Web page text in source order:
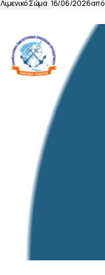
Λιμενικό Σώμα 16/06/2026από